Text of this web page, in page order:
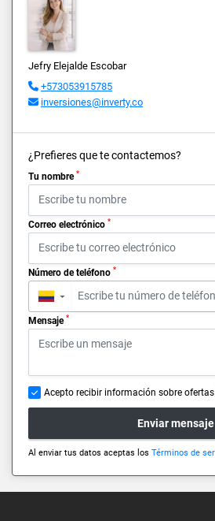
Jefry Elejalde Escobar
+573053915785
inversiones@inverty.co
¿Prefieres que te contactemos?
Tu nombre *
Correo electrónico *
Número de teléfono *
▼
Mensaje *
Acepto recibir información sobre
Enviar mensaje
Al enviar tus datos aceptas los Términos de